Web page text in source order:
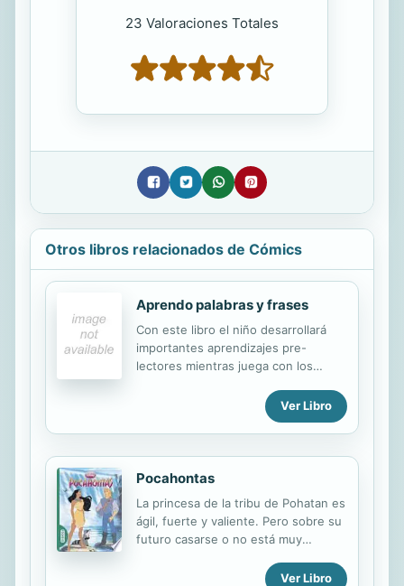
23 Valoraciones Totales
Otros libros relacionados de Cómics
Aprendo palabras y frases
Con este libro el niño desarrollará
importantes aprendizajes pre-
lectores mientras juega con los
rotulador con el que el niño podrá
escribir sobre las páginas
plastificadas, pudiendo luego borrar
fácilmente. Además, el libro propone
muchas actividades que el niño
Ver Libro
Pocahontas
La princesa de la tribu de Pohatan es
ágil, fuerte y valiente. Pero sobre su
futuro casarse o no está muy
blanco", todo se complicará, yVer Libro